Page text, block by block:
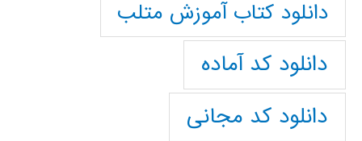
دانلود کتاب آموزش متلب
دانلود کد آماده
دانلود کد مجانی